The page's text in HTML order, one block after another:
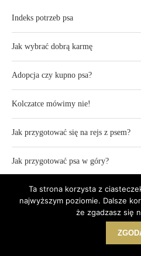
Indeks potrzeb psa
Jak wybrać dobrą karmę
Adopcja czy kupno psa?
Kolczatce mówimy nie!
Jak przygotować się na rejs z psem?
Jak przygotować psa w góry?
Jak zacząć biegać z psem?
Śmierć psa gdy pupil odchodzi…
Pies w lesie powinien być na smyczy
Ta strona korzysta z
najwyższym poziomie. Dalsze
że zgadzasz się